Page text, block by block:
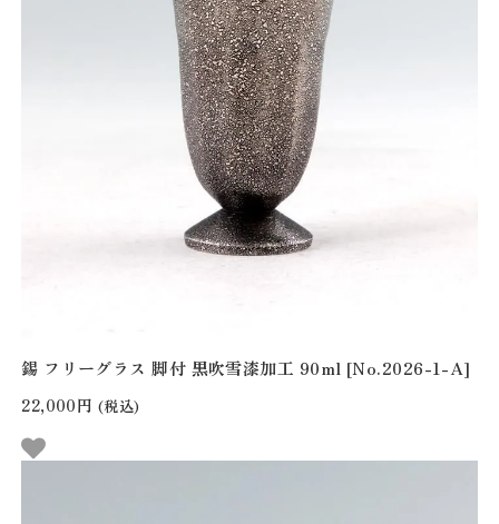
錫 フリーグラス 脚付 黒吹雪漆加工 90ml [No.2026-1-A]
22,000円 (税込)